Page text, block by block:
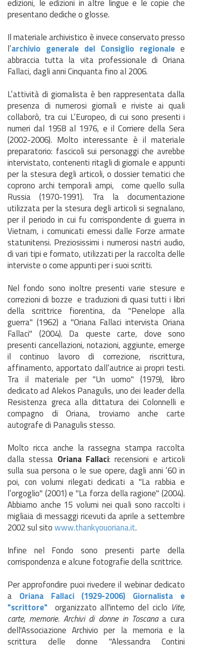
edizioni, le edizioni in altre lingue e le copie che
presentano dediche o glosse.
Il materiale archivistico è invece conservato presso
l’archivio generale del Consiglio regionale e
abbraccia tutta la vita professionale di Oriana
Fallaci, dagli anni Cinquanta fino al 2006.
L’attività di giornalista è ben rappresentata dalla
presenza di numerosi giornali e riviste ai quali
collaborò, tra cui L’Europeo, di cui sono presenti i
numeri dal 1958 al 1976, e il Corriere della Sera
(2002-2006). Molto interessante è il materiale
preparatorio: fascicoli sui personaggi che avrebbe
intervistato, contenenti ritagli di giornale e appunti
per la stesura degli articoli, o dossier tematici che
coprono archi temporali ampi, come quello sulla
Russia (1970-1991). Tra la documentazione
utilizzata per la stesura degli articoli si segnalano,
per il periodo in cui fu corrispondente di guerra in
Vietnam, i comunicati emessi dalle Forze armate
statunitensi. Preziosissimi i numerosi nastri audio,
di vari tipi e formato, utilizzati per la raccolta delle
interviste o come appunti per i suoi scritti.
Nel fondo sono inoltre presenti varie stesure e
correzioni di bozze e traduzioni di quasi tutti i libri
della scrittrice fiorentina, da "Penelope alla
guerra" (1962) a "Oriana Fallaci intervista Oriana
Fallaci" (2004). Da queste carte, dove sono
presenti cancellazioni, notazioni, aggiunte, emerge
il continuo lavoro di correzione, riscrittura,
affinamento, apportato dall’autrice ai propri testi.
Tra il materiale per "Un uomo" (1979), libro
dedicato ad Alekos Panagulis, uno dei leader della
Resistenza greca alla dittatura dei Colonnelli e
compagno di Oriana, troviamo anche carte
autografe di Panagulis stesso.
Molto ricca anche la rassegna stampa raccolta
dalla stessa Oriana Fallaci: recensioni e articoli
sulla sua persona o le sue opere, dagli anni ’60 in
poi, con volumi rilegati dedicati a "La rabbia e
l’orgoglio" (2001) e "La forza della ragione" (2004).
Abbiamo anche 15 volumi nei quali sono raccolti i
migliaia di messaggi ricevuti da aprile a settembre
2002 sul sitowww.thankyouoriana.it.
Infine nel Fondo sono presenti parte della
corrispondenza e alcune fotografie della scrittrice.
Per approfondire puoi rivedere il webinar dedicato
a Oriana Fallaci (1929-2006) Giornalista e
"scrittore"
organizzato all'interno del ciclo Vite,
carte, memorie. Archivi di donne in Toscanaa cura
dell'Associazione Archivio per la memoria e la
scrittura delle donne "Alessandra Contini